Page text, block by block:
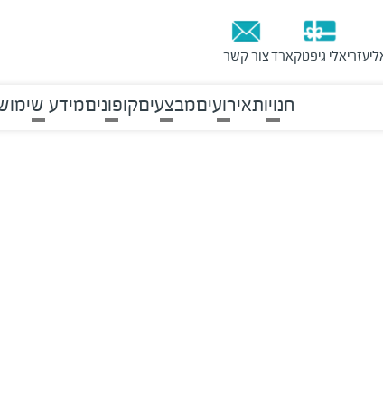
עזריאלי גיפטקארדצור קשר
חנויותאירועיםמבצעיםקופוניםמידע